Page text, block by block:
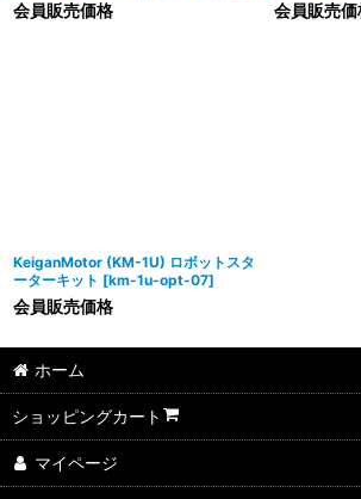
会員販売価格 会員販売価
KeiganMotor (KM-1U) ロボットスタ
ーターキット [km-1u-opt-07]
会員販売価格
ホーム
ショッピングカート
マイページ